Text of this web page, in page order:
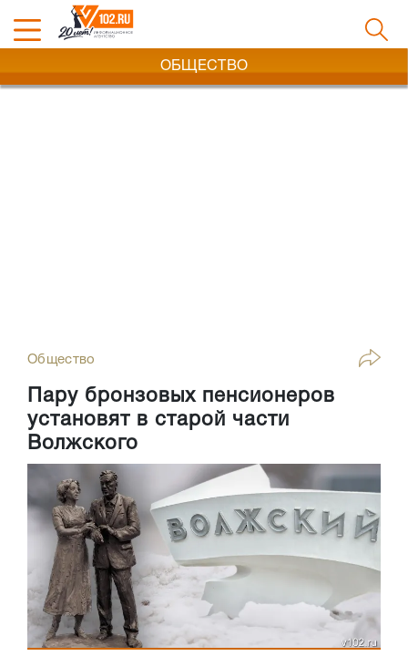
ОБЩЕСТВО
Общество
Пару бронзовых пенсионеров
установят в старой части
Волжского